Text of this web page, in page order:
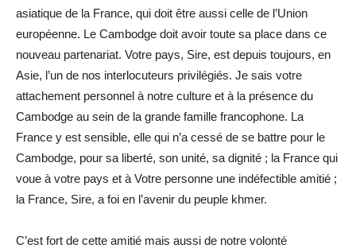
asiatique de la France, qui doit être aussi celle de l’Union
européenne. Le Cambodge doit avoir toute sa place dans ce
nouveau partenariat. Votre pays, Sire, est depuis toujours, en
Asie, l’un de nos interlocuteurs privilégiés. Je sais votre
attachement personnel à notre culture et à la présence du
Cambodge au sein de la grande famille francophone. La
France y est sensible, elle qui n’a cessé de se battre pour le
Cambodge, pour sa liberté, son unité, sa dignité ; la France qui
voue à votre pays et à Votre personne une indéfectible amitié ;
la France, Sire, a foi en l’avenir du peuple khmer.
C’est fort de cette amitié mais aussi de notre volonté